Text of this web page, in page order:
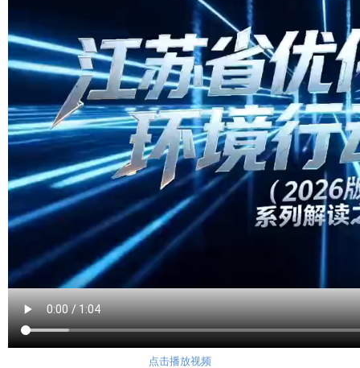
点击播放视频